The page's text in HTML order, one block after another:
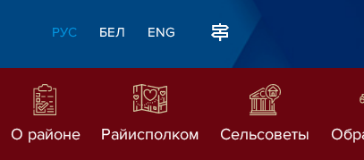
РУС БЕЛ ENG
О районе Райисполком Сельсоветы